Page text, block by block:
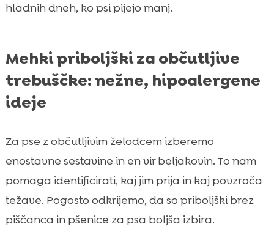
hladnih dneh, ko psi pijejo manj.
Mehki priboljški za občutljive
trebuščke: nežne, hipoalergene
ideje
Za pse z občutljivim želodcem izberemo
enostavne sestavine in en vir beljakovin. To nam
pomaga identificirati, kaj jim prija in kaj povzroča
težave. Pogosto odkrijemo, da so priboljški brez
piščanca in pšenice za psa boljša izbira.